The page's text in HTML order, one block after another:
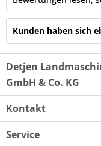
Kunden haben sich
Detjen
GmbH & Co. KG
Kontakt
Service